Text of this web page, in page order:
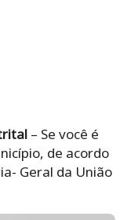
– Se você é
de acordo
Geral da União